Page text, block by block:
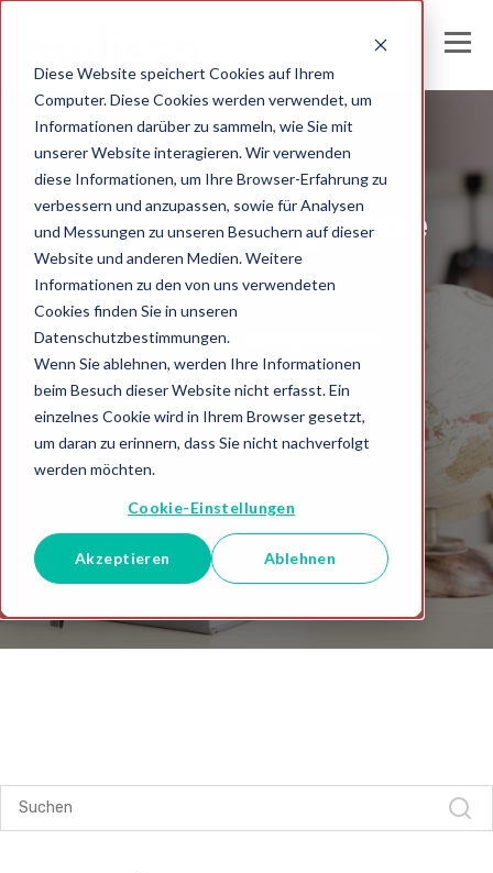
Diese Website speichert Cookies auf Ihrem
Computer. Diese Cookies werden verwendet, um
Informationen darüber zu sammeln, wie Sie mit
unserer Website interagieren. Wir verwenden
diese Informationen, um Ihre Browser-Erfahrung zu
verbessern und anzupassen, sowie für Analysen
und Messungen zu unseren Besuchern auf dieser
Website und anderen Medien. Weitere
Informationen zu den von uns verwendeten
Cookies finden Sie in unseren
Datenschutzbestimmungen.
Wenn Sie ablehnen, werden Ihre Informationen
beim Besuch dieser Website nicht erfasst. Ein
einzelnes Cookie wird in Ihrem Browser gesetzt,
um daran zu erinnern, dass Sie nicht nachverfolgt
werden möchten.
Cookie-Einstellungen
Akzeptieren Ablehnen
Melissa Germany
Global Intelligence
Blog
Einblicke und Analysen für datengetriebene
Unternehmen